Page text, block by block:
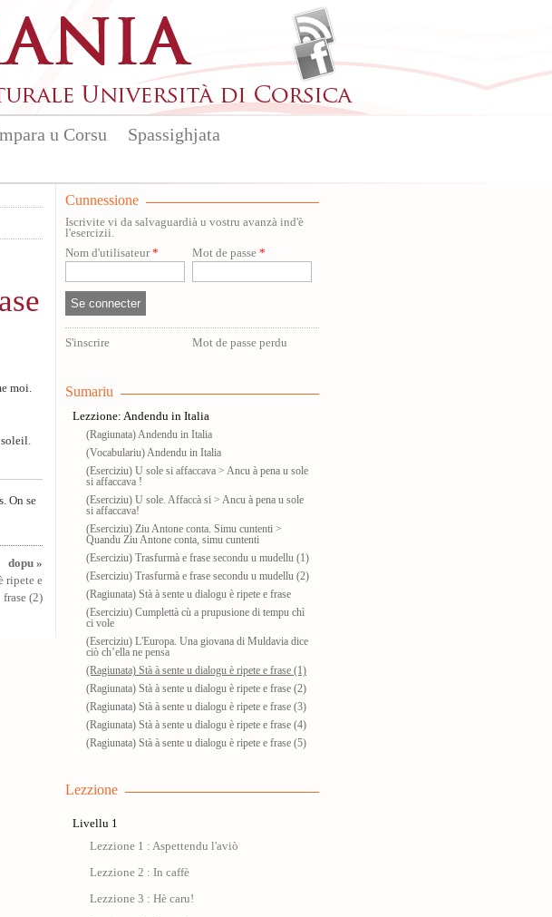
u Corsu Spassighjata
moi.
soleil.
On se
dopu »
ripete e
frase (2)
Cunnessione
Iscrivite vi da salvaguardià u vostru avanzà ind'è
l'esercizii.
Nom d'utilisateur* Mot de passe *
S'inscrire Mot de passe perdu
Sumariu
Lezzione: Andendu in Italia
(Ragiunata) Andendu in Italia
(Vocabulariu) Andendu in Italia
(Eserciziu) U sole si affaccava > Ancu à pena u sole
si affaccava !
(Eserciziu) U sole. Affaccà si > Ancu à pena u sole
si affaccava!
(Eserciziu) Ziu Antone conta. Simu cuntenti >
Quandu Ziu Antone conta, simu cuntenti
(Eserciziu) Trasfurmà e frase secondu u mudellu (1)
(Eserciziu) Trasfurmà e frase secondu u mudellu (2)
(Ragiunata) Stà à sente u dialogu è ripete e frase
(Eserciziu) Cumplettà cù a prupusione di tempu chì
ci vole
(Eserciziu) L'Europa. Una giovana di Muldavia dice
ciò ch’ella ne pensa
(Ragiunata) Stà à sente u dialogu è ripete e frase (1)
(Ragiunata) Stà à sente u dialogu è ripete e frase (2)
(Ragiunata) Stà à sente u dialogu è ripete e frase (3)
(Ragiunata) Stà à sente u dialogu è ripete e frase (4)
(Ragiunata) Stà à sente u dialogu è ripete e frase (5)
Lezzione
Livellu 1
Lezzione 1 : Aspettendu l'aviò
Lezzione 2 : In caffè
Lezzione 3 : Hè caru!